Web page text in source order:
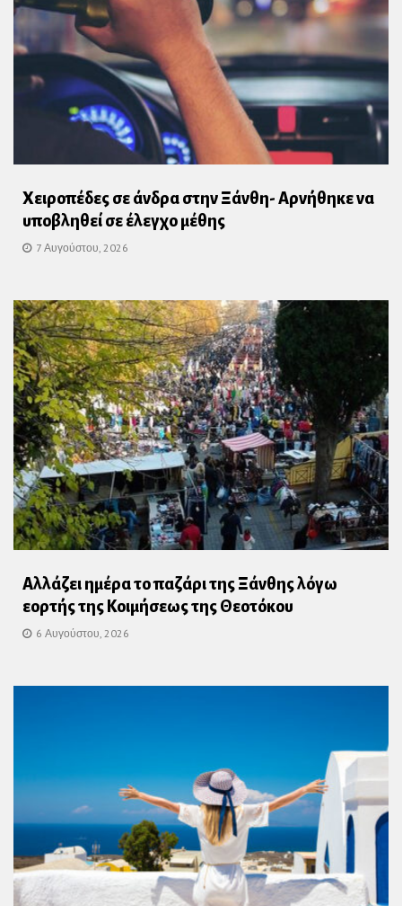
Χειροπέδες σε άνδρα στην Ξάνθη- Αρνήθηκε να
υποβληθεί σε έλεγχο μέθης
7 Αυγούστου, 2026
Αλλάζει ημέρα το παζάρι της Ξάνθης λόγω
εορτής της Κοιμήσεως της Θεοτόκου
6 Αυγούστου, 2026